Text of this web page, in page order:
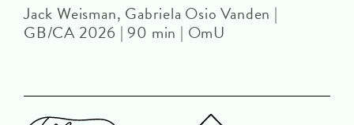
Jack Weisman, Gabriela Osio Vanden |
GB/CA 2026 | 90 min | OmU